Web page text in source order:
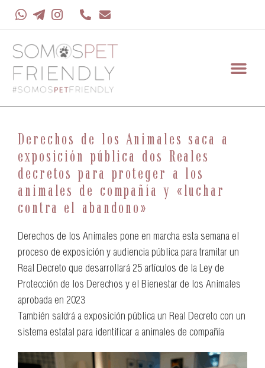
Derechos de los Animales saca a
exposición pública dos Reales
decretos para proteger a los
animales de compañía y «luchar
contra el abandono»
Derechos de los Animales pone en marcha esta semana el
proceso de exposición y audiencia pública para tramitar un
Real Decreto que desarrollará 25 artículos de la Ley de
Protección de los Derechos y el Bienestar de los Animales
aprobada en 2023
También saldrá a exposición pública un Real Decreto con un
sistema estatal para identificar a animales de compañía